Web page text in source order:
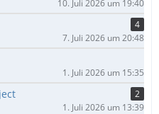
10. Juli 2026 um 19:40
4
7. Juli 2026 um 20:48
1. Juli 2026 um 15:35
2
1. Juli 2026 um 13:39